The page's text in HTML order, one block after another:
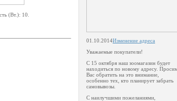
01.10.2014Изменение адреса
Уважаемые покупатели!
С 15 октября наш зоомагазин будет
находиться по новому адресу.
Вас обратить на это внимание,
особенно тех, кто планирует забрать
самовывозы.
С наилучшими пожеланиями,
(Вт.): 10